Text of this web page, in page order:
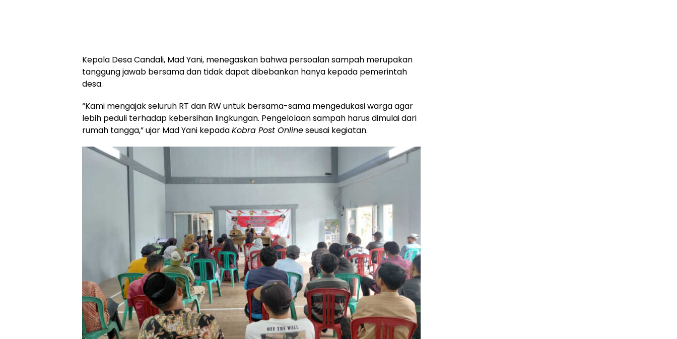
Kepala Desa Candali, Mad Yani, menegaskan bahwa persoalan sampah merupakan
tanggung jawab bersama dan tidak dapat dibebankan hanya kepada pemerintah
desa.
“Kami mengajak seluruh RT dan RW untuk bersama-sama mengedukasi warga agar
lebih peduli terhadap kebersihan lingkungan. Pengelolaan sampah harus dimulai dari
rumah tangga,” ujar Mad Yani kepadaKobra Post Onlineseusai kegiatan.